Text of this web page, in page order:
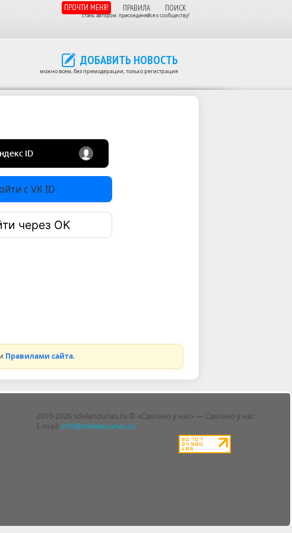
ПРОЧТИ МЕНЯ! ПРАВИЛА ПОИСК
стань автором. присоединяйся к сообществу!
ДОБАВИТЬ НОВОСТЬ
можно всем, без премодерации, только регистрация
с VK ID
через OK
и Правилами сайта.
2010-2026 sdelanounas.ru © «Сделано у нас» — Сделано у нас
E-mail: info@sdelanounas.ru